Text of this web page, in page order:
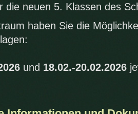
die neuen 5. Klassen des
haben Sie die
und 18.02.-20.02.2026